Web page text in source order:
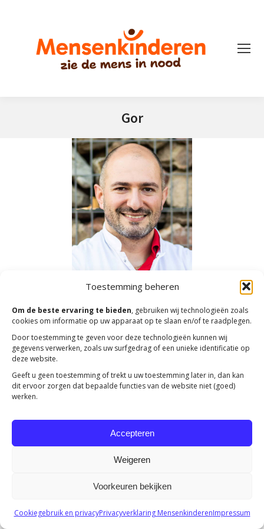
Toestemming beheren
Om de beste ervaring te bieden, gebruiken wij technologieën zoals
cookies om informatie op uw apparaat op te slaan en/of te raadplegen.
Door toestemming te geven voor deze technologieën kunnen wij
gegevens verwerken, zoals uw surfgedrag of een unieke identificatie op
deze website.
Geeft u geen toestemming of trekt u uw toestemming later in, dan kan
dit ervoor zorgen dat bepaalde functies van de website niet (goed)
werken.
Accepteren
Weigeren
Voorkeuren bekijken
Cookiegebruik en privacyPrivacyverklaring MensenkinderenImpressum
Gor
Copyright 2023 -Mensenkinderen